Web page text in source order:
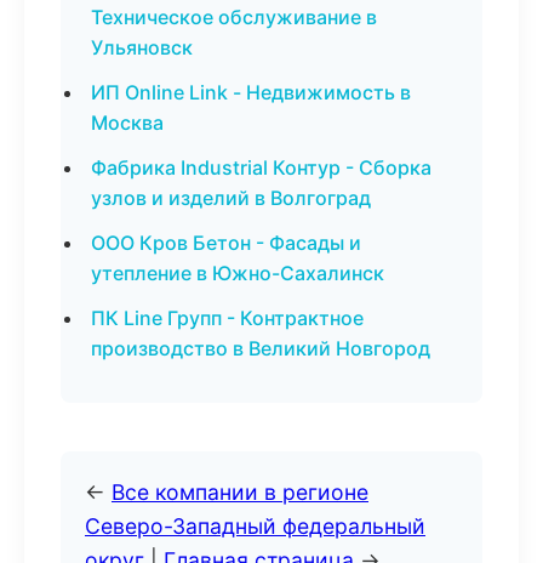
Техническое обслуживание в
Ульяновск
ИП Online Link - Недвижимость в
Москва
Фабрика Industrial Контур - Сборка
узлов и изделий в Волгоград
ООО Кров Бетон - Фасады и
утепление в Южно-Сахалинск
ПК Line Групп - Контрактное
производство в Великий Новгород
← Все компании в регионе
Северо-Западный федеральный